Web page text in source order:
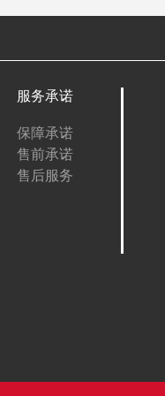
服务承诺
保障承诺
售前承诺
售后服务